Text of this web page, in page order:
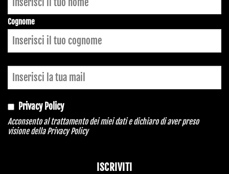
Cognome
Privacy Policy
Acconsento al trattamento dei miei dati e dichiaro di aver preso
visione dellaPrivacy Policy
ISCRIVITI